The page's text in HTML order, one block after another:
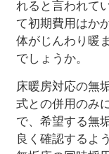
れると言われて
て初期費用はか
体がじんわり暖
でしょうか。
床暖房対応の無
式との併用のみ
で、希望する無
良く確認するよ